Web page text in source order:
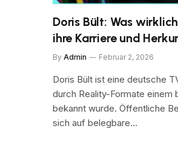
Doris Bült: Was
ihre Karriere und
By Admin Februar 2, 2026
Doris Bült ist eine deutsche
durch Reality-Formate einem
bekannt wurde. Öffentliche
sich auf belegbare…